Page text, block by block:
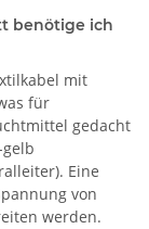
benötige ich
mit
für
gedacht
Eine
von
werden.